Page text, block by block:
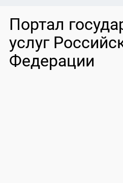
Портал
услуг
Федерации